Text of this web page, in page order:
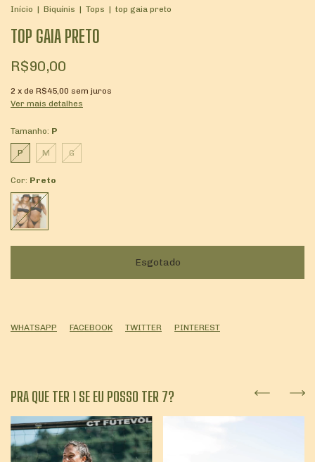
Início | Biquínis | Tops | top gaia preto
TOP GAIA PRETO
R$90,00
2 x de R$45,00 sem juros
Ver mais detalhes
Tamanho: P
P M G
Cor: Preto
WHATSAPP FACEBOOK TWITTER PINTEREST
PRA QUE TER 1 SE EU POSSO TER 7?